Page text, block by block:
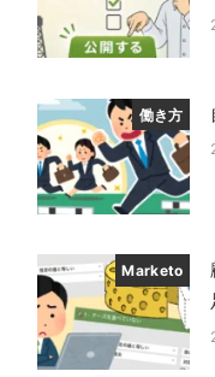
働き方
Marketo